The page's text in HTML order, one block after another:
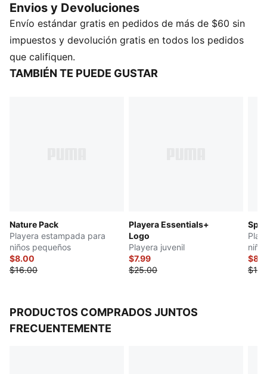
espíritu divertido de PUMA.
Envios y Devoluciones
Envío estándar gratis en pedidos de más de $60 sin
impuestos y devolución gratis en todos los pedidos
que califiquen.
TAMBIÉN TE PUEDE GUSTAR
Nature Pack
Playera estampada para
niños pequeños
$8.00
$16.00
Playera Essentials+
Logo
Playera juvenil
$7.99
$25.00
PRODUCTOS COMPRADOS JUNTOS
FRECUENTEMENTE